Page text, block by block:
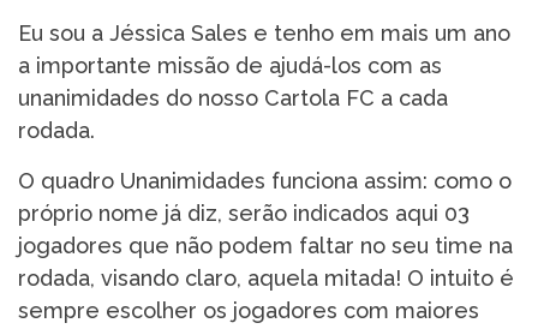
Eu sou a Jéssica Sales e tenho em mais um ano
a importante missão de ajudá-los com as
unanimidades do nosso Cartola FC a cada
rodada.
O quadro Unanimidades funciona assim: como o
próprio nome já diz, serão indicados aqui 03
jogadores que não podem faltar no seu time na
rodada, visando claro, aquela mitada! O intuito é
sempre escolher os jogadores com maiores